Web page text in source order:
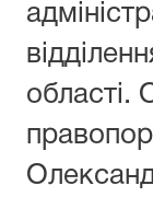
області.